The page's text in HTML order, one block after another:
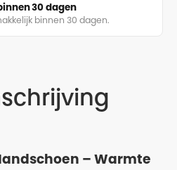
30 dagen
binnen 30 dagen.
– Warmte